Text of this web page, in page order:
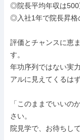
◎院長平均年収は500
◎入社1年で院長昇格
評価とチャンスに恵
す。
年功序列ではない実
アルに見えてくるはず
「このままでいいの
さい。
院見学で、お待ちし